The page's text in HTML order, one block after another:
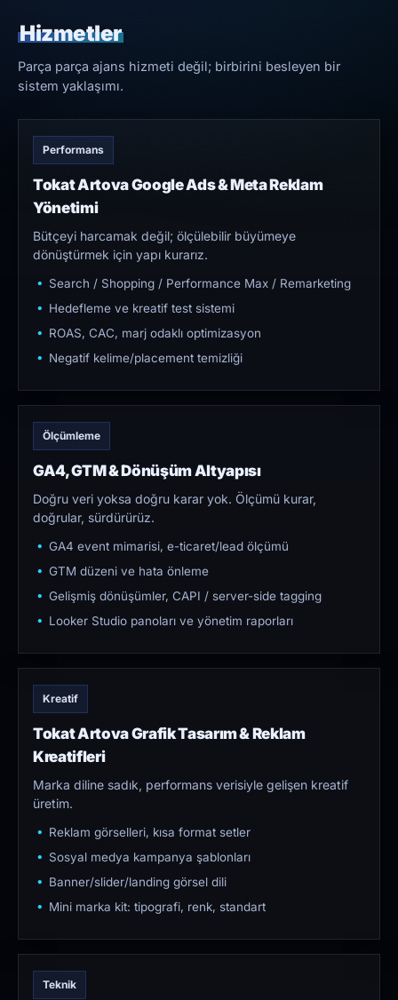
Hizmetler
Parça parça ajans hizmeti değil; birbirini besleyen bir
sistem yaklaşımı.
Performans
Tokat Artova Google Ads & Meta Reklam
Yönetimi
Bütçeyi harcamak değil; ölçülebilir büyümeye
dönüştürmek için yapı kurarız.
Search / Shopping / Performance Max / Remarketing
Hedefleme ve kreatif test sistemi
ROAS, CAC, marj odaklı optimizasyon
Negatif kelime/placement temizliği
Ölçümleme
GA4, GTM & Dönüşüm Altyapısı
Doğru veri yoksa doğru karar yok. Ölçümü kurar,
doğrular, sürdürürüz.
GA4 event mimarisi, e-ticaret/lead ölçümü
GTM düzeni ve hata önleme
Gelişmiş dönüşümler, CAPI / server-side tagging
Looker Studio panoları ve yönetim raporları
Kreatif
Tokat Artova Grafik Tasarım & Reklam
Kreatifleri
Marka diline sadık, performans verisiyle gelişen kreatif
üretim.
Reklam görselleri, kısa format setler
Sosyal medya kampanya şablonları
Banner/slider/landing görsel dili
Mini marka kit: tipografi, renk, standart
Teknik